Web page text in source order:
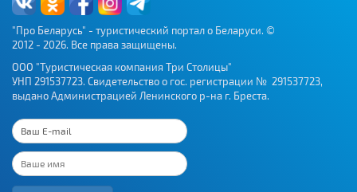
"Про Беларусь" - туристический портал о Беларуси. ©
2012 - 2026. Все права защищены.
ООО "Туристическая компания Три Столицы"
УНП 291537723. Свидетельство о гос. регистрации № 291537723,
выдано Администрацией Ленинского р-на г. Бреста.